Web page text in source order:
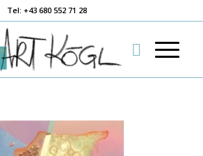
Tel: +43 680 552 71 28